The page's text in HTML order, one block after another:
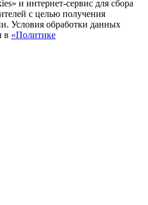
и интернет-сервис для сбора
с целью получения
Условия обработки данных
в «Политике